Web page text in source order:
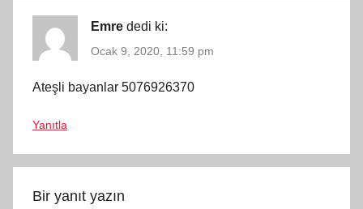
Emre dedi ki:
Ocak 9, 2020, 11:59 pm
Ateşli bayanlar 5076926370
Yanıtla
Bir yanıt yazın